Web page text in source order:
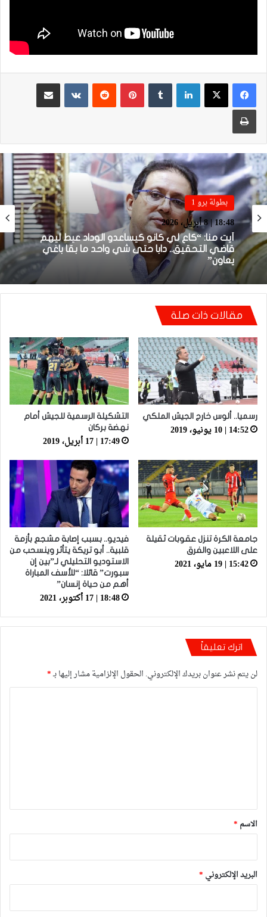
لينكدإن بينتيريست
مشاركة عبر البريد
طباعة
بطولة برو 1
18:48 | 8 أبريل، 2026
أيت منا: “كاع لي كانو كيساعدو الوداد عيط ليهم
يعاون”
بطولة برو 1
22:23 | 6 أبريل، 2026
توالي النتائج السلبية يلاحق الوداد الرياضي بعد
تعادل جديد أمام الدفاع الحسني الجديدي
مقالات ذات صلة
رسميا.. ألوس خارج الجيش الملكي
14:52 | 10 يونيو، 2019
التشكيلة الرسمية للجيش أمام
نهضة بركان
17:49 | 17 أبريل، 2019
جامعة الكرة تنزل عقوبات ثقيلة
على اللاعبين والفرق
15:42 | 19 مايو، 2021
فيديو.. بسبب إصابة مشجع بأزمة
قلبية.. أبو تريكة يتأثر وينسحب من
الاستوديو التحليلي لـ”بين إن
سبورت” قائلا: “للأسف المباراة
أهم من حياة إنسان”
18:48 | 17 أكتوبر، 2021
اترك تعليقاً
لن يتم نشر عنوان بريدك الإلكتروني. الحقول الإلزامية مشار إليها بـ*
*
الاسم *
البريد الإلكتروني *